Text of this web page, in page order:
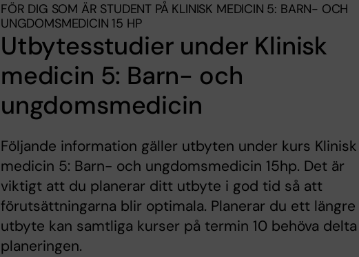
FÖR DIG SOM ÄR STUDENT PÅ KLINISK MEDICIN 5: BARN- OCH
UNGDOMSMEDICIN 15 HP
Utbytesstudier under Klinisk
medicin 5: Barn- och
ungdomsmedicin
Följande information gäller utbyten under kurs Klinisk
medicin 5: Barn- och ungdomsmedicin 15hp. Det är
viktigt att du planerar ditt utbyte i god tid så att
förutsättningarna blir optimala. Planerar du ett längre
utbyte kan samtliga kurser på termin 10 behöva
planeringen.